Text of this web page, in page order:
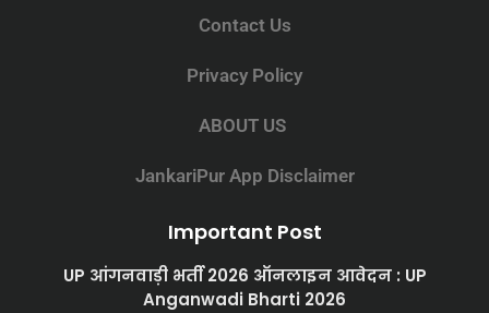
Contact Us
Privacy Policy
ABOUT US
JankariPur App Disclaimer
Important Post
UP आंगनवाड़ी भर्ती 2026 ऑनलाइन आवेदन : UP
Anganwadi Bharti 2026